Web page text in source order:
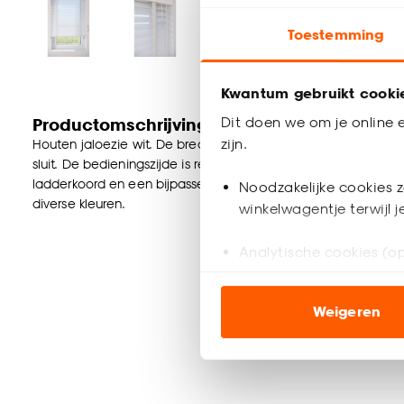
Toestemming
Kwantum gebruikt
Dit doen we om je online
zijn.
Noodzakelijke cookies
winkelwagentje terwijl
Analytische cookies
ook buiten de
Klik op ‘Ja, alles
noodzakelijke cookies
Weigeren
Productomschrijving
Houten jaloezie wit. De brede lamellen van 50 mm zorgen
sluit. De bedieningszijde is rechts en links is de tuimelzijde.
ladderkoord en een bijpassende witte houten koordhanger.
diverse kleuren.